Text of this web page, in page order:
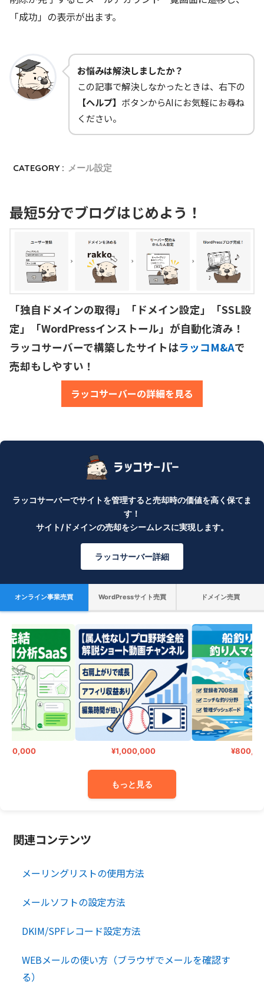
「成功」の表示が出ます。
お悩みは解決しましたか？
この記事で解決しなかったときは、右下の
【ヘルプ】 ボタンからAIにお気軽にお尋ね
ください。
CATEGORY : メール設定
最短5分でブログはじめよう！
「独自ドメインの取得」「ドメイン設定」「SSL設
定」「WordPressインストール」が自動化済み！
ラッコサーバーで構築したサイトはラッコM&Aで
売却もしやすい！
ラッコサーバーの詳細を見る
ラッコサーバーでサイトを管理すると売却時の価値を高く保てま
す！
サイト/ドメインの売却をシームレスに実現します。
ラッコサーバー詳細
オンライン事業売買 WordPressサイト売買 ドメイン売買
¥1,000,000 ¥800,000
もっと見る
関連コンテンツ
メーリングリストの使用方法
メールソフトの設定方法
DKIM/SPFレコード設定方法
WEBメールの使い方（ブラウザでメールを確認す
る）